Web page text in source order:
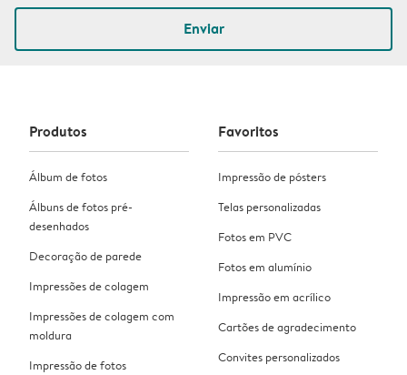
Enviar
Produtos
Álbum de fotos
Álbuns de fotos pré-
desenhados
Decoração de parede
Impressões de colagem
Impressões de colagem com
moldura
Impressão de fotos
Favoritos
Impressão de pósters
Telas personalizadas
Fotos em PVC
Fotos em alumínio
Impressão em acrílico
Cartões de agradecimento
Convites personalizados